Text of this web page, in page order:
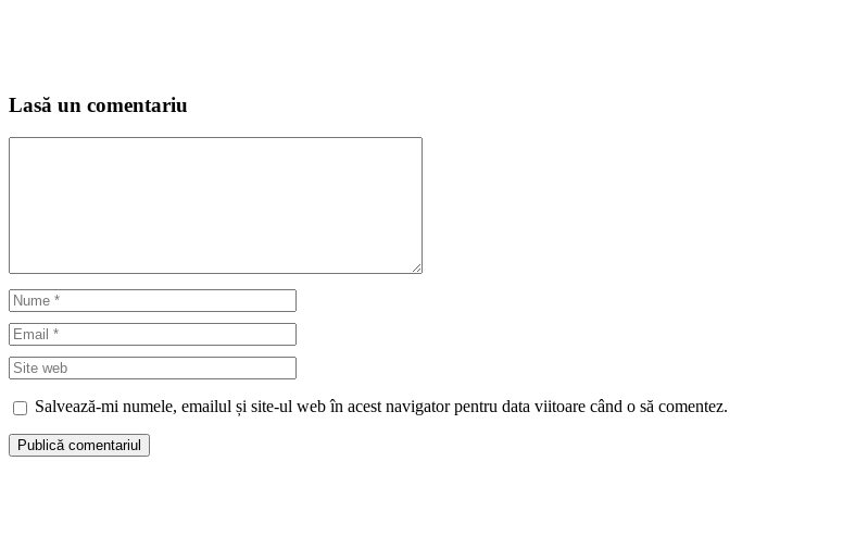
Lasă un comentariu
Nume
Email
Site
web
Salvează-mi numele, emailul și site-ul web în acest navigator pentru data viitoare când o să comentez.